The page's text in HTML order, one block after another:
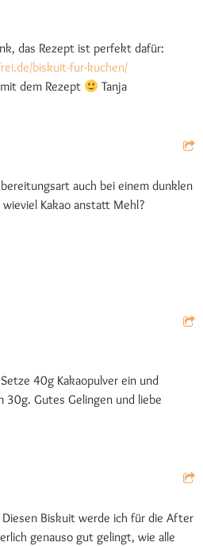
das Rezept ist perfekt dafür:
biskuit-fur-kuchen/
dem Rezept
Tanja
auch bei einem dunklen
Kakao anstatt Mehl?
40g Kakaopulver ein und
30g. Gutes Gelingen und liebe
Diesen Biskuit werde ich für die After
genauso gut gelingt, wie alle